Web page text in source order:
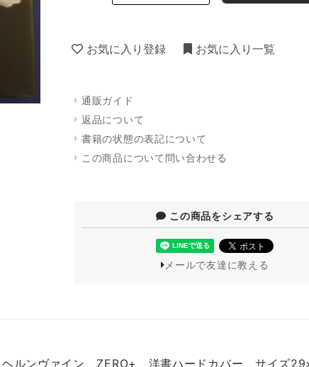
お気に入り登録 お気に入り一覧
通販ガイド
返品について
書籍の状態の表記について
この商品について問い合わせる
この商品をシェアする
メールで友達に教える
ヘルンヴァイン ZERO+ 洋書ハードカバー サイズ